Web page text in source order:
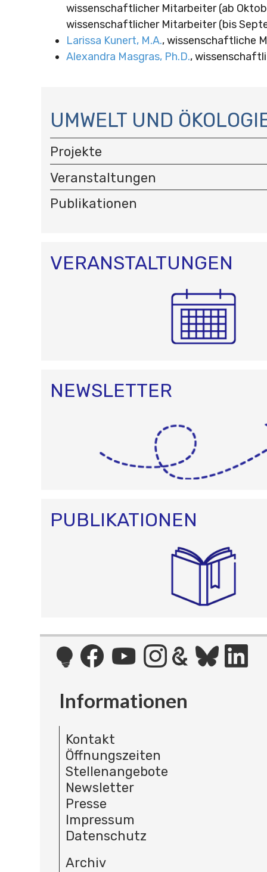
wissenschaftlicher Mitarbeiter (ab
wissenschaftlicher Mitarbeiter (bis
Larissa Kunert, M.A., wissenschaftliche
Alexandra Masgras, Ph.D.,
A
V
I
G
A
T
I
O
UMWELT UND
Projekte
Veranstaltungen
Publikationen
VERANSTALTUNGEN
NEWSLETTER
PUBLIKATIONEN
Informationen
Kontakt
Öffnungszeiten
Stellenangebote
Newsletter
Presse
Impressum
Datenschutz
Archiv